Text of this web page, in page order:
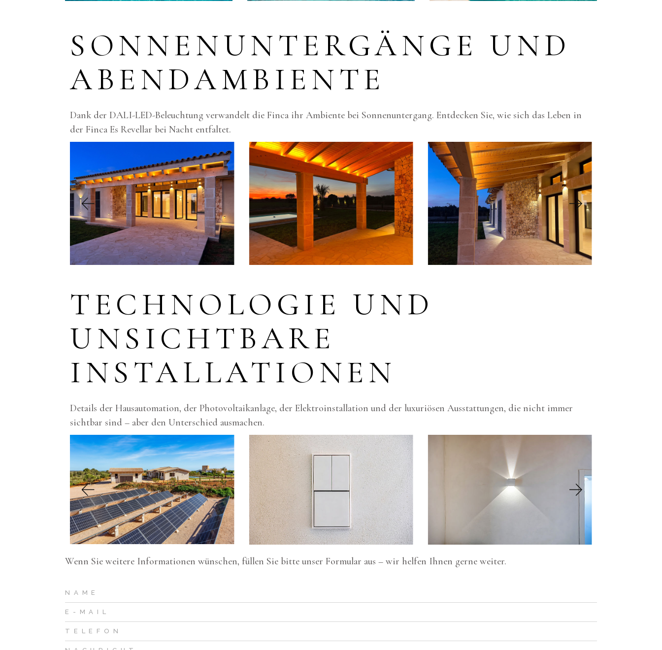
SONNENUNTERGÄNGE UND
ABENDAMBIENTE
Dank der DALI-LED-Beleuchtung verwandelt die Finca ihr Ambiente bei Sonnenuntergang. Entdecken Sie, wie sich das Leben in
der Finca Es Revellar bei Nacht entfaltet.
TECHNOLOGIE UND
UNSICHTBARE
INSTALLATIONEN
Details der Hausautomation, der Photovoltaikanlage, der Elektroinstallation und der luxuriösen Ausstattungen, die nicht immer
sichtbar sind – aber den Unterschied ausmachen.
Wenn Sie weitere Informationen wünschen, füllen Sie bitte unser Formular aus – wir helfen Ihnen gerne weiter.